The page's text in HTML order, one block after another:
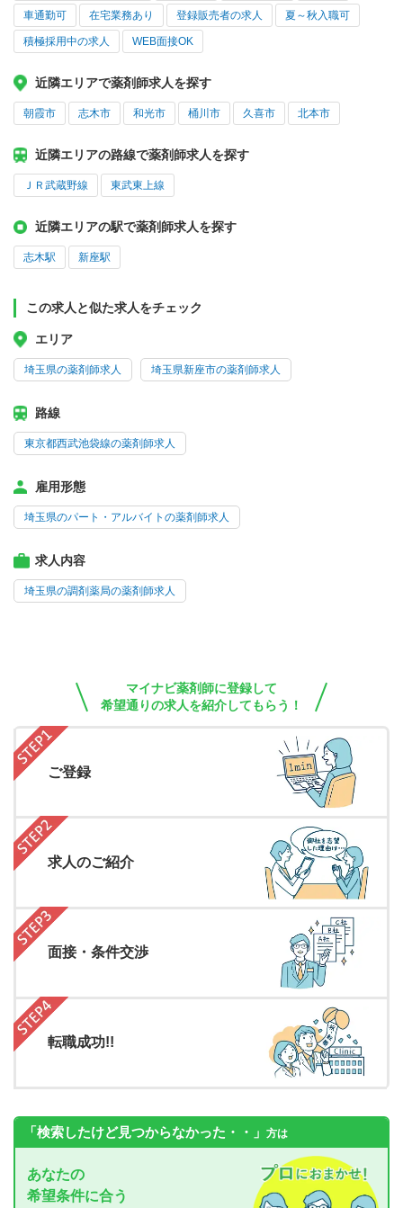
車通勤可 在宅業務あり 登録販売者の求人 夏～秋入職可
積極採用中の求人 WEB面接OK
近隣エリアで薬剤師求人を探す
朝霞市 志木市 和光市 桶川市 久喜市 北本市
近隣エリアの路線で薬剤師求人を探す
ＪＲ武蔵野線 東武東上線
近隣エリアの駅で薬剤師求人を探す
志木駅 新座駅
この求人と似た求人をチェック
エリア
埼玉県の薬剤師求人 埼玉県新座市の薬剤師求人
路線
東京都西武池袋線の薬剤師求人
雇用形態
埼玉県のパート・アルバイトの薬剤師求人
求人内容
埼玉県の調剤薬局の薬剤師求人
マイナビ薬剤師に登録して
希望通りの求人を紹介してもらう！
ご登録
求人のご紹介
面接・条件交渉
転職成功!!
「検索したけど見つからなかった・・」 方は
あなたの
希望条件に合う